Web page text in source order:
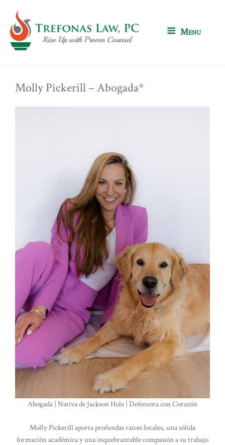
content
Menu
Molly Pickerill – Abogada*
Abogada | Nativa de Jackson Hole | Defensora con Corazón
Molly Pickerill aporta profundas raíces locales, una sólida
formación académica y una inquebrantable compasión a su trabajo